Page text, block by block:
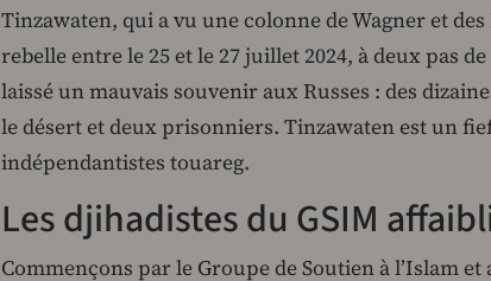
Tinzawaten, qui a vu une colonne de Wagner et
rebelle entre le 25 et le 27 juillet 2024, à deux pas
laissé un mauvais souvenir aux Russes : des
le désert et deux prisonniers. Tinzawaten est un
indépendantistes touareg.
Les djihadistes du GSIM
Commençons par le Groupe de Soutien à l’Islam